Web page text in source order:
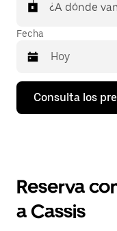
¿A dónde
Fecha
Pulsa
flecha
calendario
seleccionar
Consulta los
Reserva
a Cassis